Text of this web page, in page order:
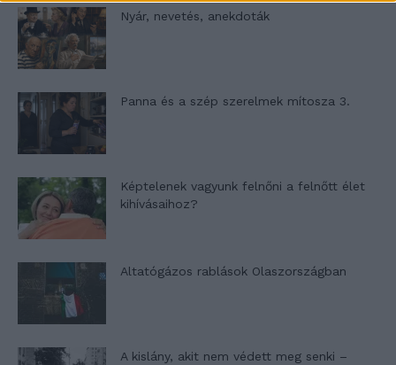
Nyár, nevetés, anekdoták
Panna és a szép szerelmek mítosza 3.
Képtelenek vagyunk felnőni a felnőtt élet
kihívásaihoz?
Altatógázos rablások Olaszországban
A kislány, akit nem védett meg senki –